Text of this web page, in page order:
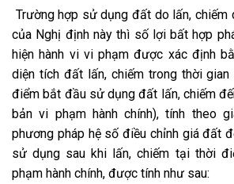
Trường hợp sử dụng đất do lấn,
của Nghị định này thì số lợi bất hợp
hiện hành vi vi phạm được xác định
diện tích đất lấn, chiếm trong thời
điểm bắt đầu sử dụng đất lấn, chiếm
bản vi phạm hành chính), tính theo
phương pháp hệ số điều chỉnh giá đất
sử dụng sau khi lấn, chiếm tại thời
phạm hành chính, được tính như sau: